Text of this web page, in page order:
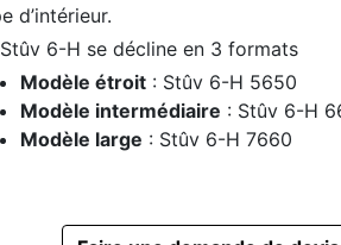
d’intérieur.
6-H se décline en 3 formats
Modèle étroit : Stûv 6-H 5650
Modèle intermédiaire : Stûv 6-H
Modèle large : Stûv 6-H 7660